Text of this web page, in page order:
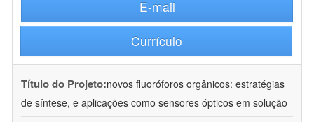
E-mail
Currículo
Título do Projeto:novos fluoróforos orgânicos: estratégias
de síntese, e aplicações como sensores ópticos em solução